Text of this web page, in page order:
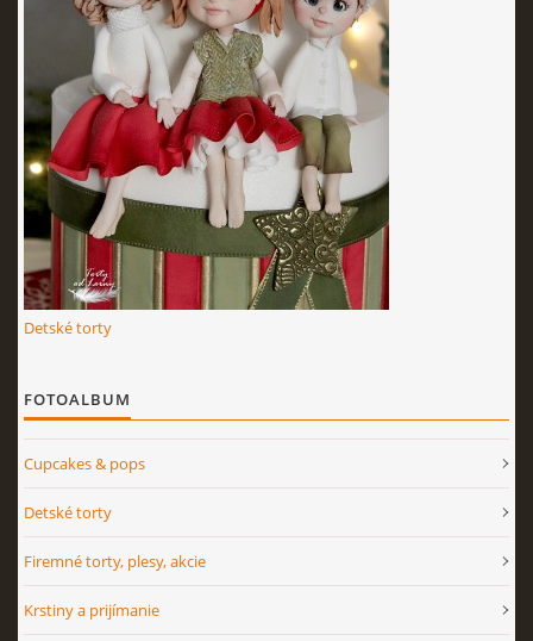
KURZY - ŠKOLENIA
Torty od Lorny
Prievidza
0911494673
© 2026 eStránky.sk|RSS|Aktualizované 4. 11. 2025|Hore ↑
Detské torty
FOTOALBUM
Cupcakes & pops
Detské torty
Firemné torty, plesy, akcie
Krstiny a prijímanie